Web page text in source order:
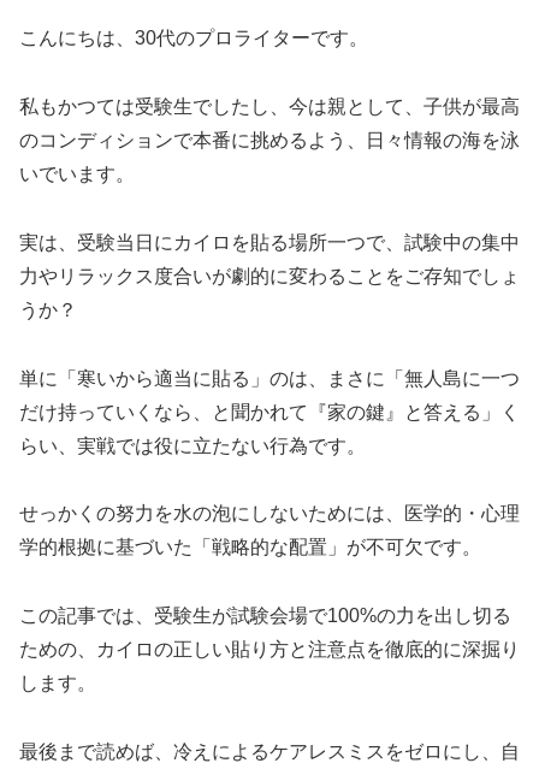
こんにちは、30代のプロライターです。
私もかつては受験生でしたし、今は親として、子供が最高
のコンディションで本番に挑めるよう、日々情報の海を泳
いでいます。
実は、受験当日にカイロを貼る場所一つで、試験中の集中
力やリラックス度合いが劇的に変わることをご存知でしょ
うか？
単に「寒いから適当に貼る」のは、まさに「無人島に一つ
だけ持っていくなら、と聞かれて『家の鍵』と答える」く
らい、実戦では役に立たない行為です。
せっかくの努力を水の泡にしないためには、医学的・心理
学的根拠に基づいた「戦略的な配置」が不可欠です。
この記事では、受験生が試験会場で100%の力を出し切る
ための、カイロの正しい貼り方と注意点を徹底的に深掘り
します。
最後まで読めば、冷えによるケアレスミスをゼロにし、自